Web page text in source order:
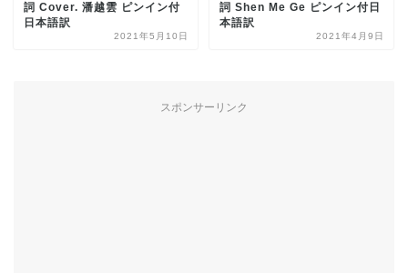
詞 Cover. 潘越雲 ピンイン付
日本語訳
2021年5月10日
詞 Shen Me Ge ピンイン付日
本語訳
2021年4月9日
スポンサーリンク